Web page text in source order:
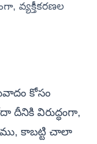
వ్యక్తీకరణల
కోసం
దీనికి విరుద్ధంగా,
కాబట్టి చాలా